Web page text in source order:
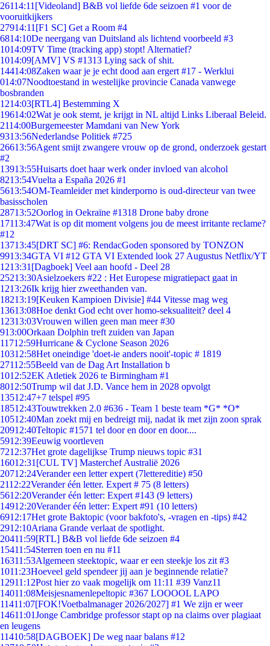
26114:11 [Videoland] B&B vol liefde 6de seizoen #1 voor de
vooruitkijkers
27914:11 [F1 SC] Get a Room #4
6814:10De neergang van Duitsland als lichtend voorbeeld #3
1014:09TV Time (tracking app) stopt! Alternatief?
1014:09[AMV] VS #1313 Lying sack of shit.
14414:08Zaken waar je je echt dood aan ergert #17 - Werklui
014:07Noodtoestand in westelijke provincie Canada vanwege
bosbranden
1214:03[RTL4] Bestemming X
19614:02Wat je ook stemt, je krijgt in NL altijd Links Liberaal Beleid.
2114:00Burgemeester Mamdani van New York
9313:56Nederlandse Politiek #725
26613:56Agent smijt zwangere vrouw op de grond, onderzoek gestart
#2
13913:55Huisarts doet haar werk onder invloed van alcohol
8213:54Vuelta a España 2026 #1
5613:54OM-Teamleider met kinderporno is oud-directeur van twee
basisscholen
28713:52Oorlog in Oekraïne #1318 Drone baby drone
17113:47Wat is op dit moment volgens jou de meest irritante reclame?
#12
13713:45[DRT SC] #6: RendacGoden sponsored by TONZON
9913:34GTA VI #12 GTA VI Extended look 27 Augustus Netflix/YT
1213:31 [Dagboek] Veel aan hoofd - Deel 28
25213:30Asielzoekers #22 : Het Europese migratiepact gaat in
1213:26Ik krijg hier zweethanden van.
18213:19[Keuken Kampioen Divisie] #44 Vitesse mag weg
13613:08Hoe denkt God echt over homo-seksualiteit? deel 4
12313:03Vrouwen willen geen man meer #30
913:00Orkaan Dolphin treft zuiden van Japan
11712:59Hurricane & Cyclone Season 2026
10312:58Het oneindige 'doet-ie anders nooit'-topic # 1819
27112:55Beeld van de Dag Art Installation b
1012:52EK Atletiek 2026 te Birmingham #1
8012:50Trump wil dat J.D. Vance hem in 2028 opvolgt
13512:47+7 telspel #95
18512:43Touwtrekken 2.0 #636 - Team 1 beste team *G* *O*
10512:40Man zoekt mij en bedreigt mij, nadat ik met zijn zoon sprak
20912:40Teltopic #1571 tel door en door en door....
5912:39Eeuwig voortleven
7212:37Het grote dagelijkse Trump nieuws topic #31
16012:31 [CUL TV] Masterchef Australië 2026
20712:24Verander een letter expert (7lettereditie) #50
2112:22Verander één letter. Expert # 75 (8 letters)
5612:20Verander één letter: Expert #143 (9 letters)
14912:20Verander één letter: Expert #91 (10 letters)
6912:17Het grote Baktopic (voor bakfoto's, -vragen en -tips) #42
2912:10Ariana Grande verlaat de spotlight.
20411:59[RTL] B&B vol liefde 6de seizoen #4
15411:54Sterren toen en nu #11
16311:53Algemeen steektopic, waar er een steekje los zit #3
1011:23Hoeveel geld spendeer jij aan je beginnende relatie?
12911:12Post hier zo vaak mogelijk om 11:11 #39 Vanz11
14011:08Meisjesnamenlepeltopic #367 LOOOOL LAPO
11411:07[FOK!Voetbalmanager 2026/2027] #1 We zijn er weer
14611:01Jonge Cambridge professor stapt op na claims over plagiaat
en leugens
11410:58[DAGBOEK] De weg naar balans #12